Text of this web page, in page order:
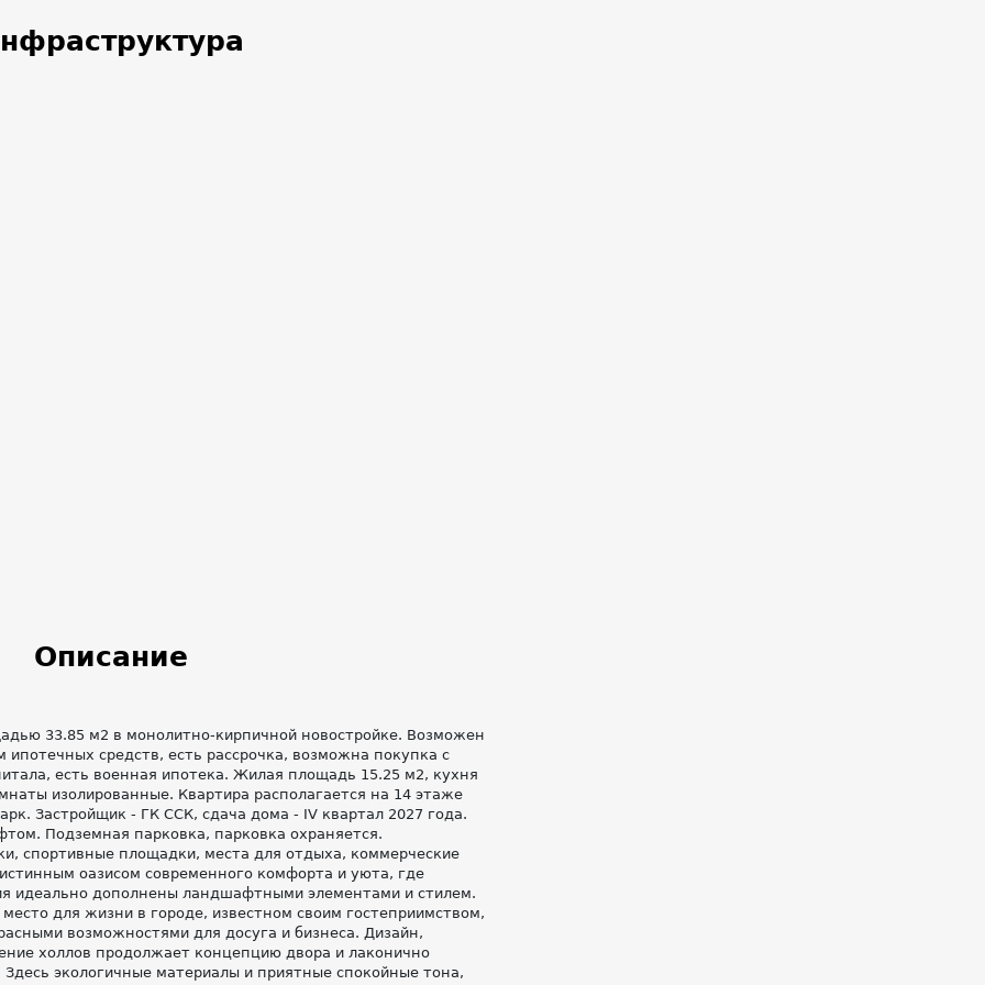
Описание
33.85 м2 в монолитно-кирпичной новостройке. Возможен
ипотечных средств, есть рассрочка, возможна покупка с
есть военная ипотека. Жилая площадь 15.25 м2, кухня
изолированные. Квартира располагается на 14 этаже
Застройщик - ГК ССК, сдача дома - IV квартал 2027 года.
Подземная парковка, парковка охраняется.
спортивные площадки, места для отдыха, коммерческие
оазисом современного комфорта и уюта, где
идеально дополнены ландшафтными элементами и стилем.
для жизни в городе, известном своим гостеприимством,
возможностями для досуга и бизнеса. Дизайн,
холлов продолжает концепцию двора и лаконично
экологичные материалы и приятные спокойные тона,